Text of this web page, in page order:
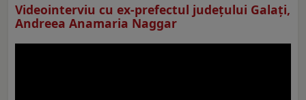
Videointerviu cu ex-prefectul judeţului Galaţi,
Andreea Anamaria Naggar